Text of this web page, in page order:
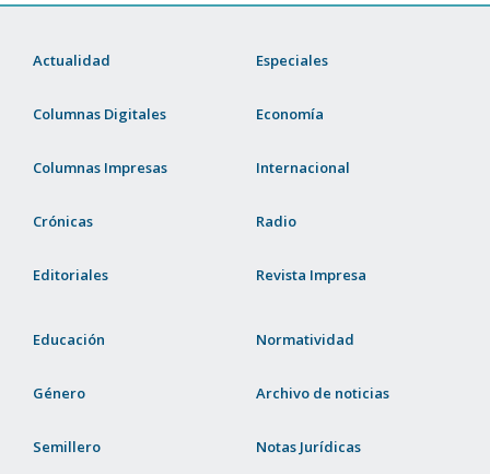
Actualidad
Columnas Digitales
Columnas Impresas
Crónicas
Editoriales
Especiales
Economía
Internacional
Radio
Revista Impresa
Educación
Género
Semillero
Normatividad
Archivo de noticias
Notas Jurídicas